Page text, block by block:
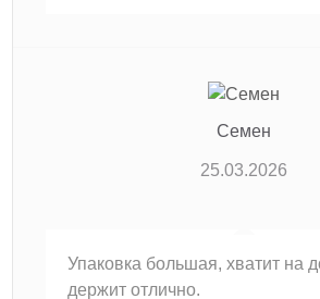
Семен
25.03.2026
Упаковка большая, хватит на
держит отлично.